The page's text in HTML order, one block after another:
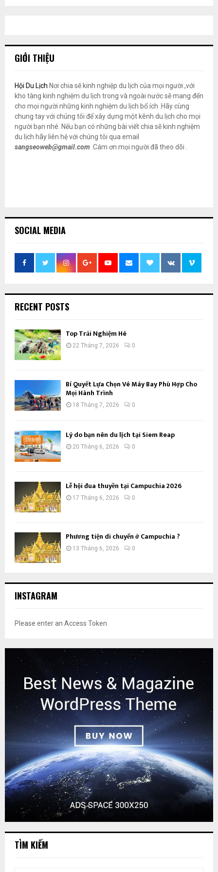
GIỚI THIỆU
Hội Du Lịch Nơi chia sẽ kinh nghiệp du lịch của mọi người ,với
kho tàng kinh nghiệm du lịch trong và ngoài nước sẽ mang đến
cho mọi người những kinh nghiệm du lịch bổ ích .Hãy cùng
chung tay với chúng tôi để xây dựng một kênh du lịch cho mọi
người bạn nhé. Nếu bạn có những bài viết chia sẽ kinh nghiệm
du lịch hãy liên hệ với chúng tôi qua email
sangseoweb@gmail.com .Cám ơn mọi người đã theo dõi .
SOCIAL MEDIA
RECENT POSTS
Top Trải Nghiệm Hè
22 Tháng 7, 2026 0
Bí Quyết Lựa Chọn Vé Máy Bay Phù Hợp Cho
Mọi Hành Trình
18 Tháng 7, 2026 0
Lý do bạn nên du lịch tại Siem Reap
20 Tháng 6, 2026 0
Lễ hội đua thuyền tại Campuchia 2026
17 Tháng 6, 2026 0
Phương tiện di chuyển ở Campuchia ?
13 Tháng 6, 2026 0
INSTAGRAM
Please enter an Access Token
TÌM KIẾM